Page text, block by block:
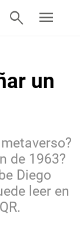
search menu
un
de 1963?
Diego
leer en